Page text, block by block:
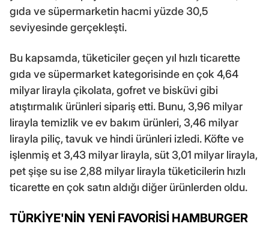
gıda ve süpermarketin hacmi yüzde 30,5
seviyesinde gerçekleşti.
Bu kapsamda, tüketiciler geçen yıl hızlı ticarette
gıda ve süpermarket kategorisinde en çok 4,64
milyar lirayla çikolata, gofret ve bisküvi gibi
atıştırmalık ürünleri sipariş etti. Bunu, 3,96 milyar
lirayla temizlik ve ev bakım ürünleri, 3,46 milyar
lirayla piliç, tavuk ve hindi ürünleri izledi. Köfte ve
işlenmiş et 3,43 milyar lirayla, süt 3,01 milyar lirayla,
pet şişe su ise 2,88 milyar lirayla tüketicilerin hızlı
ticarette en çok satın aldığı diğer ürünlerden oldu.
TÜRKİYE'NİN YENİ FAVORİSİ HAMBURGER